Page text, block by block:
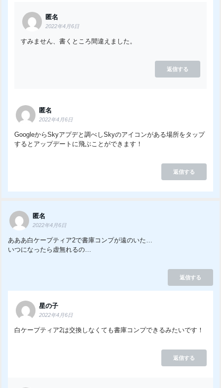
匿名
2022年4月6日
すみません、書くところ間違えました。
返信する
匿名
2022年4月6日
GoogleからSkyアプデと調べしSkyのアイコンがある場所をタップ
するとアップデートに飛ぶことができます！
返信する
匿名
2022年4月6日
あああ白ケープティア2で書庫コンプが遠のいた…
いつになったら虚無れるの…
返信する
星の子
2022年4月6日
白ケープティア2は交換しなくても書庫コンプできるみたいです！
返信する